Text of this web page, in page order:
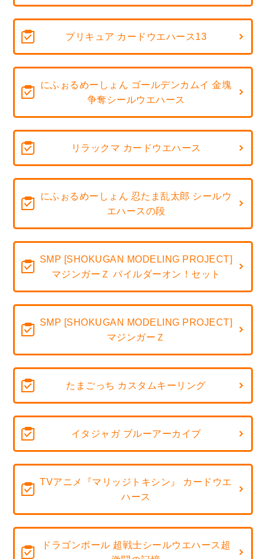
プリキュア カードウエハース13
にふぉるめーしょん ゴールデンカムイ 金塊
争奪シールウエハース
リラックマ カードウエハース
にふぉるめーしょん 忍たま乱太郎 シールウ
エハースの段
SMP [SHOKUGAN MODELING PROJECT]
マジンガーＺ パイルダーオン！セット
SMP [SHOKUGAN MODELING PROJECT]
マジンガーＺ
たまごっち カスタムキーリング
イタジャガ ブルーアーカイブ
TVアニメ『マリッジトキシン』 カードウエ
ハース
ドラゴンボール 超戦士シールウエハース超